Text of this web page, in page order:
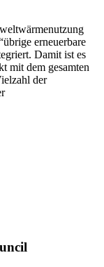
erneuerbare
Damit ist es
mit dem gesamten
der